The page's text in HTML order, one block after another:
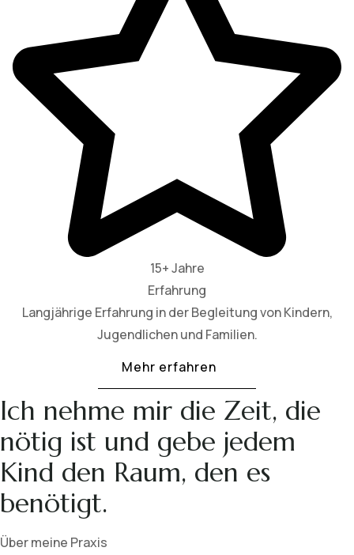
15+ Jahre
Erfahrung
Langjährige Erfahrung in der Begleitung von Kindern,
Jugendlichen und Familien.
Mehr erfahren
Ich nehme mir die Zeit, die
nötig ist und gebe jedem
Kind den Raum, den es
benötigt.
Über meine Praxis